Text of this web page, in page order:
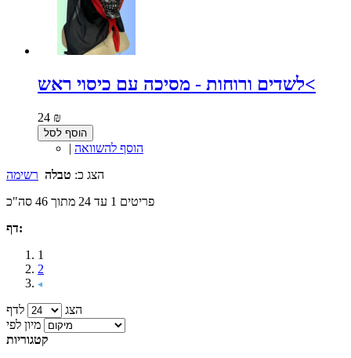
לשדים ורוחות - מסיכה עם כיסוי ראש<
24 ₪
הוסף לסל
| הוסף להשוואה
הצג כ: טבלה רשימה
פריטים 1 עד 24 מתוך 46 סה"כ
דף:
1
2
הצג
לדף
מיון לפי
קטגוריות